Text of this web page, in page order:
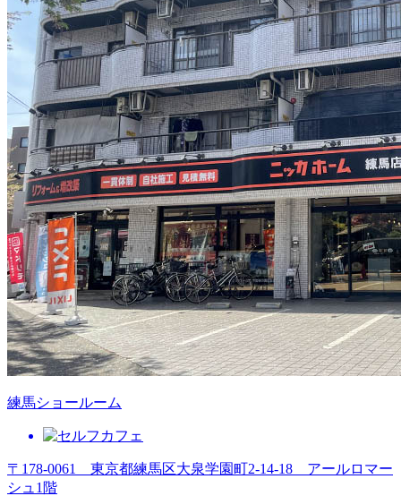
練馬ショールーム
〒178-0061 東京都練馬区大泉学園町2-14-18 アールロマー
シュ1階